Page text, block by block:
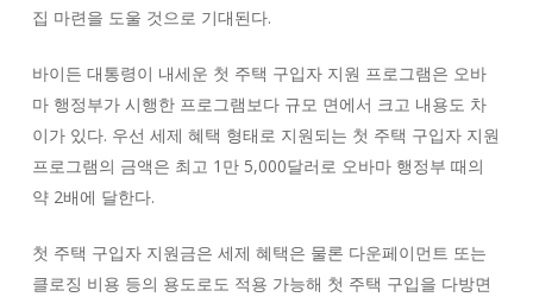
집 마련을 도울 것으로 기대된다.
바이든 대통령이 내세운 첫 주택 구입자 지원 프로그램은 오바
마 행정부가 시행한 프로그램보다 규모 면에서 크고 내용도 차
이가 있다. 우선 세제 혜택 형태로 지원되는 첫 주택 구입자 지원
프로그램의 금액은 최고 1만 5,000달러로 오바마 행정부 때의
약 2배에 달한다.
첫 주택 구입자 지원금은 세제 혜택은 물론 다운페이먼트 또는
클로징 비용 등의 용도로도 적용 가능해 첫 주택 구입을 다방면